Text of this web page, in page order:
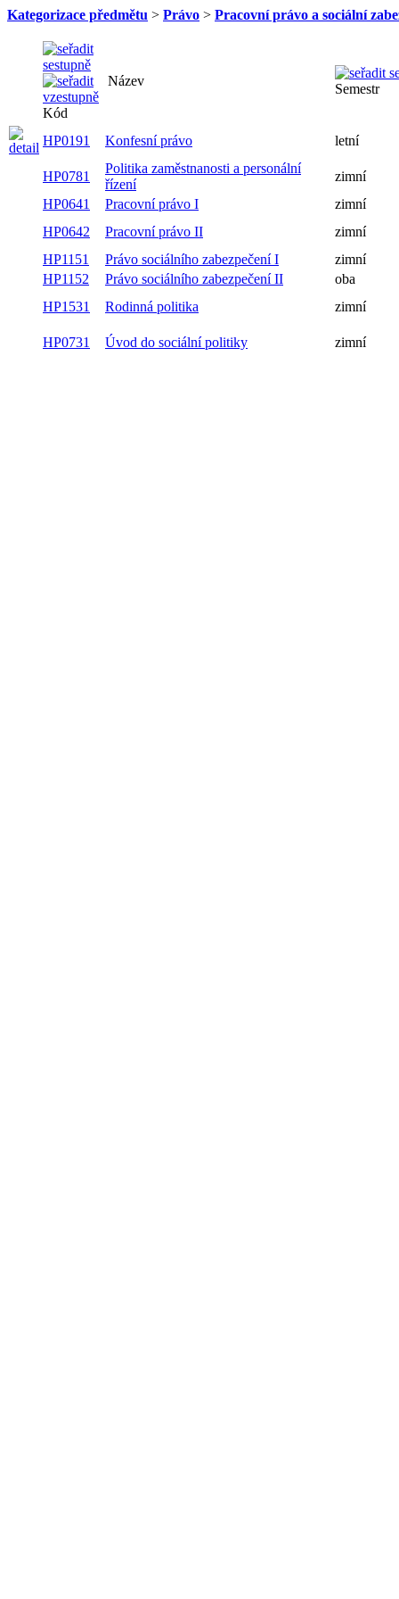
Kategorizace předmětu > Právo > Pracovní právo a sociální
Kód
Název
Semestr
HP0191 Konfesní právo letní
HP0781
Politika zaměstnanosti a personální
řízení
zimní
HP0641
Pracovní právo I
zimní
HP0642
Pracovní právo II
zimní
HP1151
Právo sociálního zabezpečení I
zimní
HP1152
Právo sociálního zabezpečení II
oba
HP1531
Rodinná politika zimní
HP0731 Úvod do sociální politiky zimní